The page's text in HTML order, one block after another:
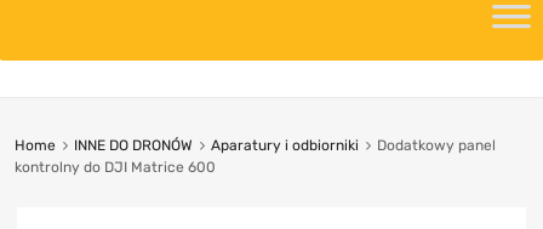
Home INNE DO DRONÓW Aparatury i odbiorniki
Dodatkowy panel
kontrolny do DJI Matrice 600